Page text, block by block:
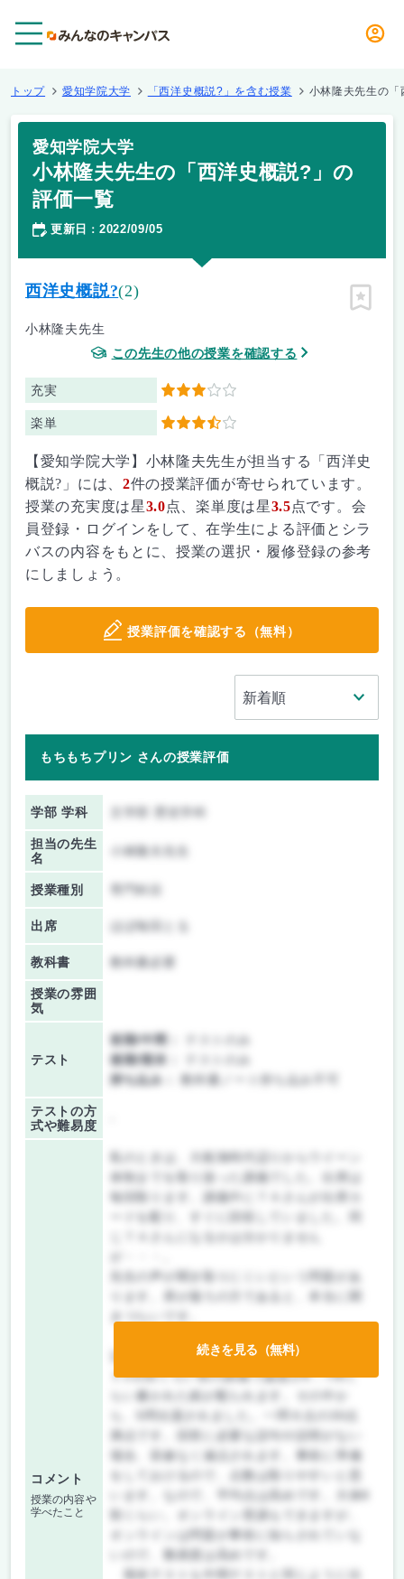
トップ 愛知学院大学 「西洋史概説?」を含む授業 小林隆夫先生の
愛知学院大学
小林隆夫先生の「西洋史概説?」の
評価一覧
更新日 ： 2022/09/05
西洋史概説?(2)
小林隆夫先生
この先生の他の授業を確認する
充実 3
楽単 3.5
ピン留
【愛知学院大学】小林隆夫先生が担当する「西洋史
概説?」には、 2件の授業評価が寄せられています。
授業の充実度は星3.0点、楽単度は星3.5点です。会
員登録・ログインをして、在学生による評価とシラ
バスの内容をもとに、授業の選択・履修登録の参考
にしましょう。
授業評価を確認する（無料）
もちもちプリン さんの授業評価
学部 学科
担当の先生
名
小林隆夫先生
授業種別
出席 ほぼ毎回とる
教科書 教科書必要
授業の雰囲
気
テスト
前期/中間：
後期/期末：
持ち込み：
教科書ノート持ち込み不可
テストの方
式や難易度
コメント
授業の内容や
学べたこと
私のときは、大航海時代辺りからウイーン
体制までを取り扱った講義でした。出席は
毎回取ります。講義中にＴＡさんが出席カ
先生の声が聞き取りにくいという問題があ
ります。席が後ろの方であると、本当に聞
辺りで中間テストを実施します。中間テス
トの2回くらい前の講義で論題が6，7問く
らい書かれた紙が配られます。その中か
場合、容赦なく減点されます。事前に準備
います。なので、平均点は高めです。大体8
いので、難易度は高めです。
続きを見る（無料）